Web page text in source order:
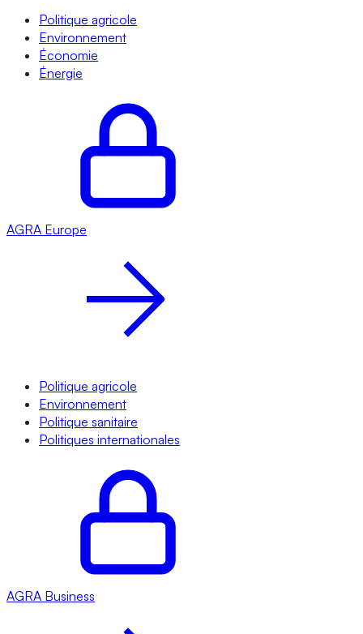
Politique agricole
Environnement
Économie
Énergie
AGRA Europe
Politique agricole
Environnement
Politique sanitaire
Politiques internationales
AGRA Business